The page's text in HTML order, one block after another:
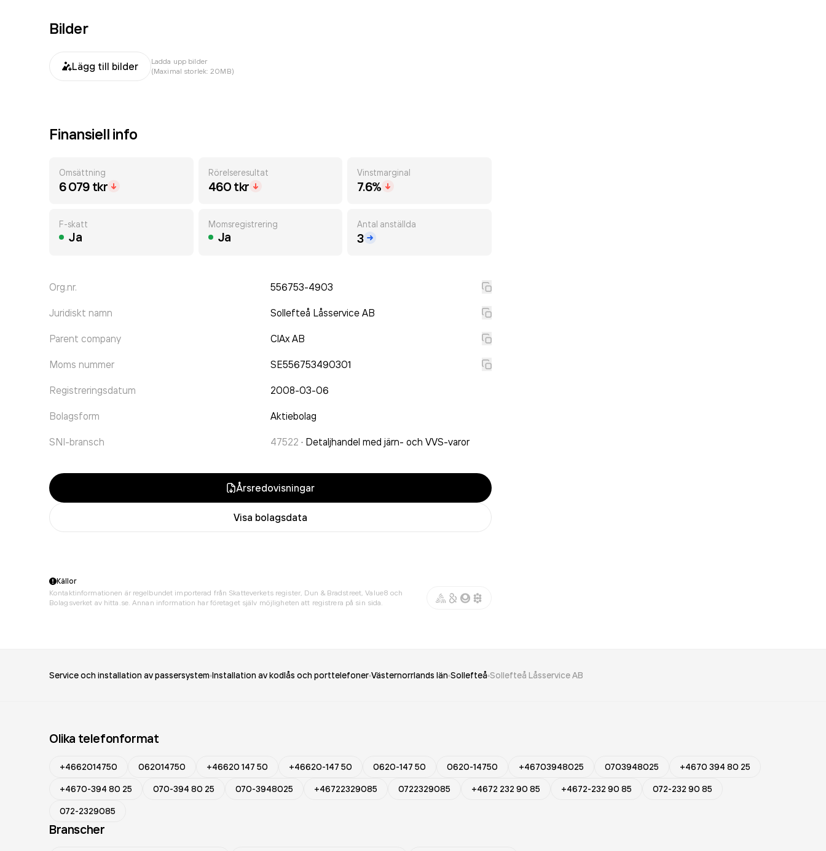
Bilder
Lägg till bilder
Ladda upp bilder
(Maximal storlek: 20MB)
Finansiell info
Omsättning
6 079 tkr
Rörelseresultat
460 tkr
Vinstmarginal
7.6%
F-skatt
Ja
Momsregistrering
Ja
Antal anställda
3
Org.nr. 556753-4903
Juridiskt namn Sollefteå Låsservice AB
Parent company ClAx AB
Moms nummer SE556753490301
Registreringsdatum 2008-03-06
Bolagsform Aktiebolag
SNI-bransch 47522 · Detaljhandel med järn- och VVS-varor
Årsredovisningar
Visa bolagsdata
Källor
Kontaktinformationen är regelbundet importerad från Skatteverkets register, Dun & Bradstreet, Value8 och
Bolagsverket av hitta.se. Annan information har företaget själv möjligheten att registrera på sin sida.
Service och installation av passersystem Installation av kodlås och porttelefoner Västernorrlands län Sollefteå Sollefteå Låsservice AB
Olika telefonformat
+4662014750 062014750 +46620 147 50 +46620-147 50 0620-147 50 0620-14750 +46703948025 0703948025
+4670 394 80 25
+4670-394 80 25
070-394 80 25 070-3948025 +46722329085 0722329085 +4672 232 90 85 +4672-232 90 85
072-232 90 85
072-2329085
Branscher